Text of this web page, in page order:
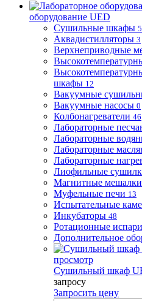
оборудование UED
Сушильные шкафы
Аквадистилляторы 3
Верхнеприводные
шкафы 12
Вакуумные
Вакуумные насосы 0
Колбонагреватели 46
Лабораторные
Лабораторные
Лабораторные
Лабораторные
Лиофильные
Магнитные мешалки
Муфельные печи 13
Испытательные
Инкубаторы 48
Ротационные
Дополнительное
просмотр
Сушильный шкаф
запросу
Запросить цену